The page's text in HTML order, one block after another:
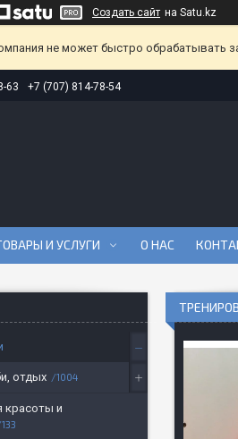
Создать сайт на Satu.kz
не может быстро обрабатывать
63 +7 (707) 814-78-54
И УСЛУГИ О НАС
отдых 1004
красоты и
133